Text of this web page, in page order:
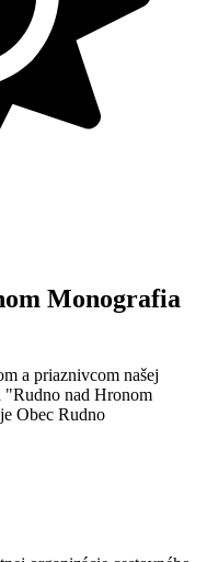
Monografia
a priaznivcom našej
"Rudno nad Hronom
Obec Rudno